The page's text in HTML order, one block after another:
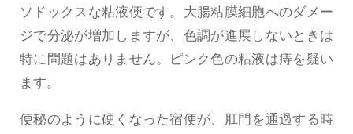
ソドックスな粘液便です。大腸粘膜細胞へのダメー
ジで分泌が増加しますが、色調が進展しないときは
特に問題はありません。ピンク色の粘液は痔を疑い
ます。
便秘のように硬くなった宿便が、肛門を通過する時